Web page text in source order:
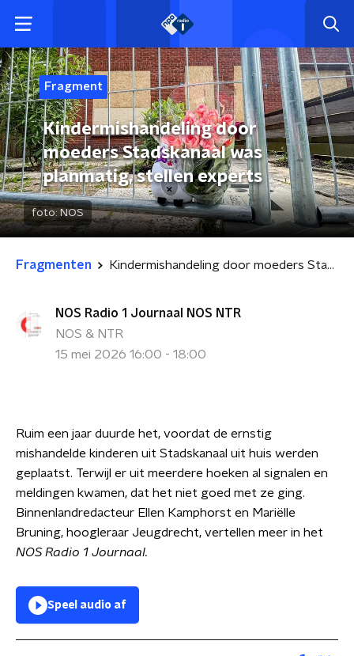
Fragment
Kindermishandeling door
moeders Stadskanaal was
planmatig, stellen experts
foto: NOS
Fragmenten Kindermishandeling door moeders Stadskanaal was planmatig, stellen experts
NOS Radio 1 Journaal NOS NTR
NOS & NTR
15 mei 2026 16:00 - 18:00
Ruim een jaar duurde het, voordat de ernstig
mishandelde kinderen uit Stadskanaal uit huis werden
geplaatst. Terwijl er uit meerdere hoeken al signalen en
meldingen kwamen, dat het niet goed met ze ging.
Binnenlandredacteur Ellen Kamphorst en Mariëlle
Bruning, hoogleraar Jeugdrecht, vertellen meer in het
NOS Radio 1 Journaal.
Speel audio af